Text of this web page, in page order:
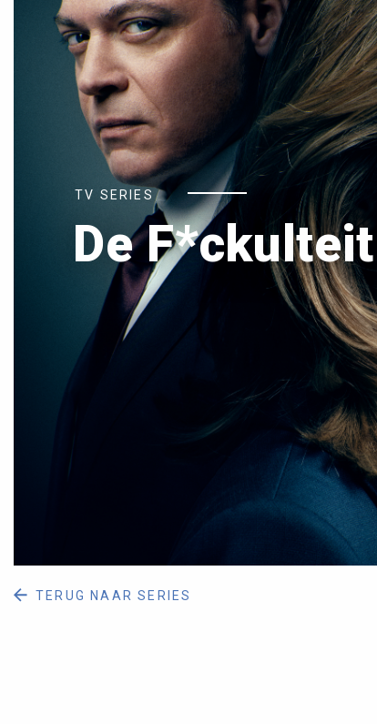
TV SERIES
De F*ckulteit
TERUG NAAR SERIES